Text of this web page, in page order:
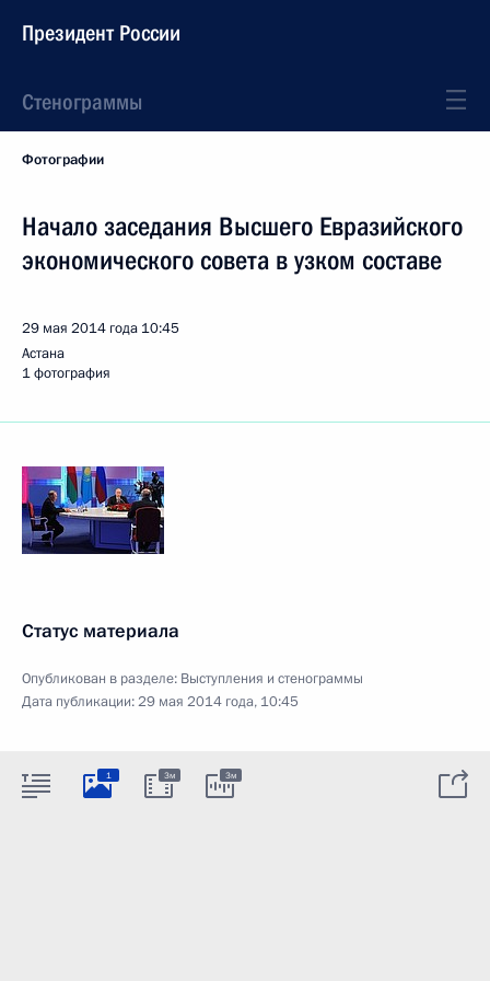
Президент России
Стенограммы
Фотографии
Начало заседания Высшего Евразийского
экономического совета в узком составе
29 мая 2014 года 10:45
Астана
1 фотография
Статус материала
Опубликован в разделе: Выступления и стенограммы
Дата публикации:29 мая 2014 года, 10:45
1 3м 3м